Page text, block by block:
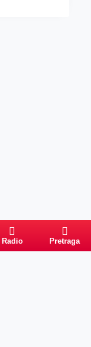
Radio Pretraga